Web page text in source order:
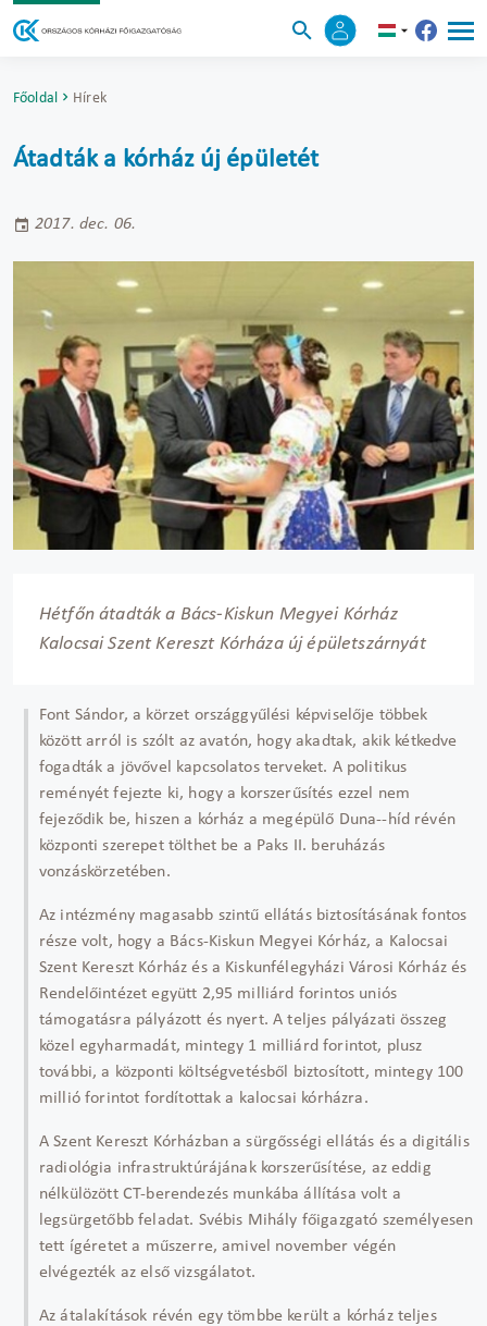
Főoldal Hírek
Átadták a kórház új épületét
2017. dec. 06.
Hétfőn átadták a Bács-Kiskun Megyei Kórház
Kalocsai Szent Kereszt Kórháza új épületszárnyát
Font Sándor, a körzet országgyűlési képviselője többek
között arról is szólt az avatón, hogy akadtak, akik kétkedve
fogadták a jövővel kapcsolatos terveket. A politikus
reményét fejezte ki, hogy a korszerűsítés ezzel nem
fejeződik be, hiszen a kórház a megépülő Duna--híd révén
központi szerepet tölthet be a Paks II. beruházás
vonzáskörzetében.
Az intézmény magasabb szintű ellátás biztosításának fontos
része volt, hogy a Bács-Kiskun Megyei Kórház, a Kalocsai
Szent Kereszt Kórház és a Kiskunfélegyházi Városi Kórház és
Rendelőintézet együtt 2,95 milliárd forintos uniós
támogatásra pályázott és nyert. A teljes pályázati összeg
közel egyharmadát, mintegy 1 milliárd forintot, plusz
további, a központi költségvetésből biztosított, mintegy 100
millió forintot fordítottak a kalocsai kórházra.
A Szent Kereszt Kórházban a sürgősségi ellátás és a digitális
radiológia infrastruktúrájának korszerűsítése, az eddig
nélkülözött CT-berendezés munkába állítása volt a
legsürgetőbb feladat. Svébis Mihály főigazgató személyesen
tett ígéretet a műszerre, amivel november végén
elvégezték az első vizsgálatot.
Az átalakítások révén egy tömbbe került a kórház teljes